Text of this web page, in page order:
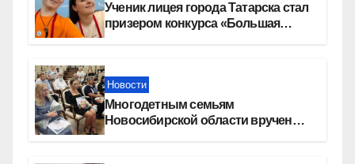
Ученик лицея города Татарска стал
призером конкурса «Большая
Новости
Многодетным семьям
Новосибирской области вручены